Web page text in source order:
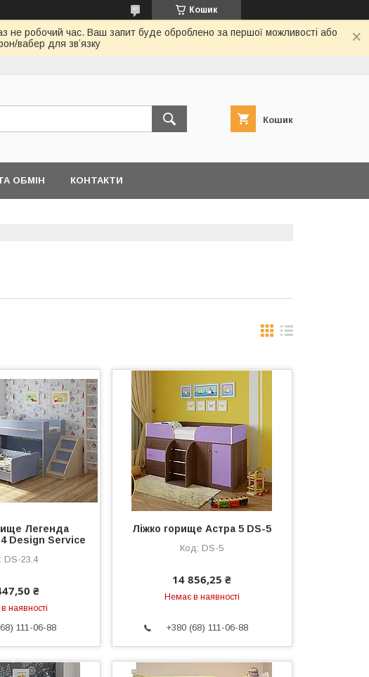
Кошик
не робочий час. Ваш запит буде оброблено за першої можливості або
вабер для звʼязку
Кошик
ОБМІН КОНТАКТИ
Легенда
Design Service
DS-23.4
₴
наявності
111-06-88
Ліжко горище Астра 5 DS-5
DS-5
14 856,25 ₴
Немає в наявності
+380 (68) 111-06-88